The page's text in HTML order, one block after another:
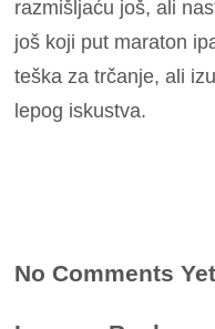
razmišljaću još, ali
još koji put maraton
teška za trčanje, ali
lepog iskustva.
No Comments Yet